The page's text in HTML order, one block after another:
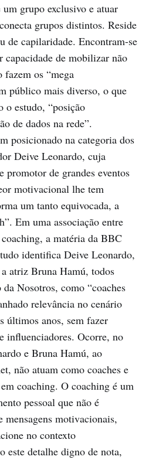
grupo exclusivo e atuar
grupos distintos. Reside
de capilaridade. Encontram-se
capacidade de mobilizar não
os “mega
público mais diverso, o que
o estudo, “posição
de dados na rede”.
posicionado na categoria dos
Deive Leonardo, cuja
promotor de grandes eventos
motivacional lhe tem
um tanto equivocada, a
Em uma associação entre
a matéria da BBC
identifica Deive Leonardo,
atriz Bruna Hamú, todos
Nosotros, como “coaches
relevância no cenário
últimos anos, sem fazer
influenciadores. Ocorre, no
e Bruna Hamú, ao
não atuam como coaches e
coaching. O coaching é um
pessoal que não é
mensagens motivacionais,
no contexto
este detalhe digno de nota,